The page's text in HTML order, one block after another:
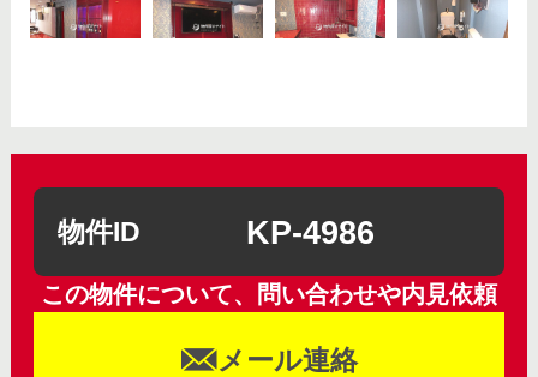
物件ID KP-4986
この物件について、問い合わせや内見依頼
メール連絡